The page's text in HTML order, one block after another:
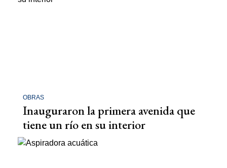
OBRAS
Inauguraron la primera avenida que
tiene un río en su interior